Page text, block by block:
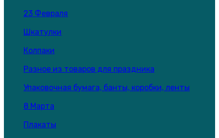
23 Февраля
Шкатулки
Колпаки
Разное из товаров для праздника
Упаковочная бумага, банты, коробки, ленты
8 Марта
Плакаты